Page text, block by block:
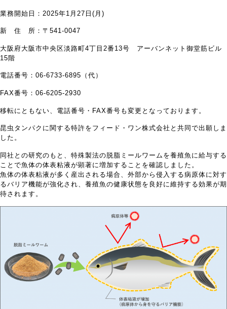
業務開始日：2025年1月27日(月)
新 住 所：〒541-0047
大阪府大阪市中央区淡路町4丁目2番13号 アーバンネット御堂筋ビル
15階
電話番号：06-6733-6895（代）
FAX番号：06-6205-2930
移転にともない、電話番号・FAX番号も変更となっております。
昆虫タンパクに関する特許をフィード・ワン株式会社と共同で出願しま
した。
同社との研究のもと、特殊製法の脱脂ミールワームを養殖魚に給与する
ことで魚体の体表粘液が顕著に増加することを確認しました。
魚体の体表粘液が多く産出される場合、外部から侵入する病原体に対す
るバリア機能が強化され、養殖魚の健康状態を良好に維持する効果が期
待されます。